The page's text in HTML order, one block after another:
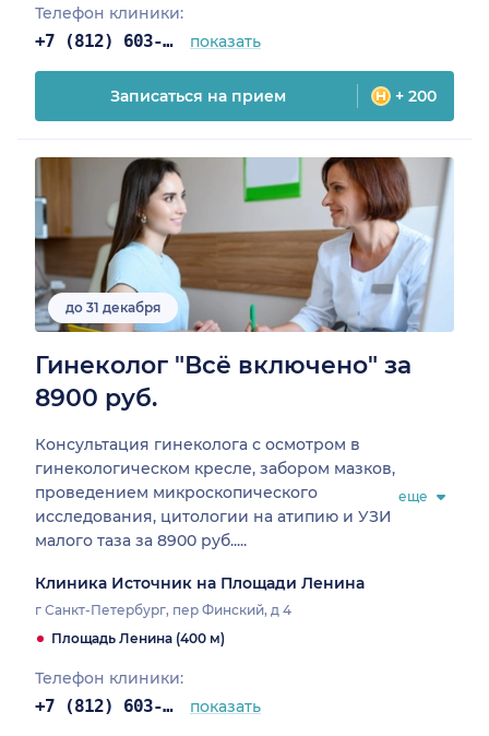
Телефон клиники:
+7 (812) 603-67-84 показать
Записаться на прием + 200
до 31 декабря
Гинеколог "Всё включено" за
8900 руб.
Консультация гинеколога с осмотром в
гинекологическом кресле, забором мазков,
проведением микроскопического
исследования, цитологии на атипию и УЗИ
малого таза за 8900 руб.....
еще
Клиника Источник на Площади Ленина
г Санкт-Петербург, пер Финский, д 4
Площадь Ленина (400 м)
Телефон клиники:
+7 (812) 603-67-84 показать